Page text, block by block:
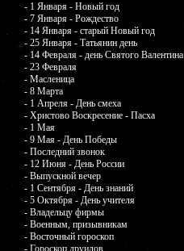
- 1 Января - Новый год
- 7 Января - Рождество
- 14 Января - старый Новый год
- 25 Января - Татьянин день
- 14 Февраля - день Святого Валентина
- 23 Февраля
- Масленица
- 8 Марта
- 1 Апреля - День смеха
- Христово Воскресение - Пасха
- 1 Мая
- 9 Мая - День Победы
- Последний звонок
- 12 Июня - День России
- Выпускной вечер
- 1 Сентября - День знаний
- 5 Октября - День учителя
- Владельцу фирмы
- Военным, призывникам
- Восточный гороскоп
- Гороскоп друидов